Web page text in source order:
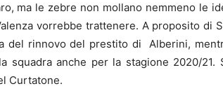
ma le zebre non mollano nemmeno le
vorrebbe trattenere. A proposito di
del rinnovo del prestito di Alberini,
squadra anche per la stagione 2020/
Curtatone.